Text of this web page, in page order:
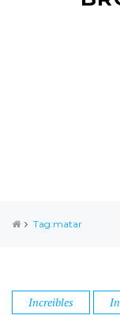
Tag:matar
Increibles